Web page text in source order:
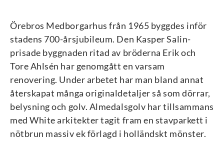
Örebros Medborgarhus från 1965 byggdes inför
stadens 700-årsjubileum. Den Kasper Salin-
prisade byggnaden ritad av bröderna Erik och
Tore Ahlsén har genomgått en varsam
renovering. Under arbetet har man bland annat
återskapat många originaldetaljer så som dörrar,
belysning och golv. Almedalsgolv har tillsammans
med White arkitekter tagit fram en stavparkett i
nötbrun massiv ek förlagd i holländskt mönster.